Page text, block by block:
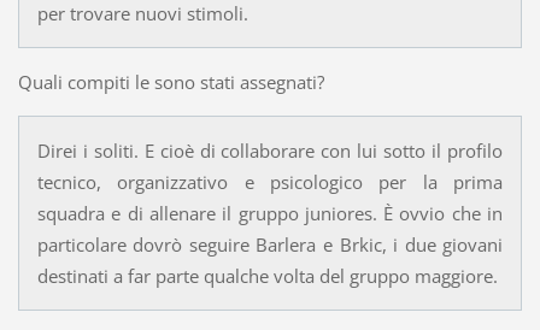
per trovare nuovi stimoli.
Quali compiti le sono stati assegnati?
Direi i soliti. E cioè di collaborare con lui sotto il profilo
tecnico, organizzativo e psicologico per la prima
squadra e di allenare il gruppo juniores. È ovvio che in
particolare dovrò seguire Barlera e Brkic, i due giovani
destinati a far parte qualche volta del gruppo maggiore.